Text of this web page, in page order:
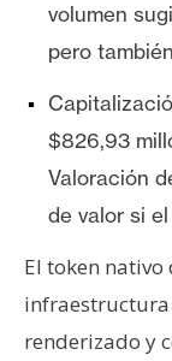
s
R
e
c
u
s
o
volumen
pero
$826,93
Valoración
de valor si
El token nativo
renderizado y